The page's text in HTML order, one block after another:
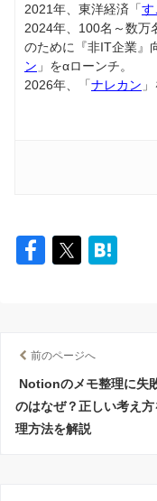
2021年、東洋経済「す
2024年、100名～数万
のために『非IT企業』
ン 」をαローンチ。
2026年、「ナレカン
前のページへ
Notionのメモ整理に失
のはなぜ？正しい考え方
理方法を解説